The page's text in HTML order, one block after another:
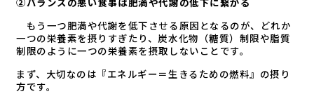
もう一つ肥満や代謝を低下させる原因となるのが、どれか
一つの栄養素を摂りすぎたり、炭水化物（糖質）制限や脂質
制限のように一つの栄養素を摂取しないことです。
まず、大切なのは『エネルギー＝生きるための燃料』の摂り
方です。